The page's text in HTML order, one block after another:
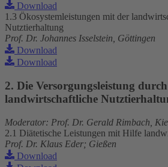
Download
1.3 Ökosystemleistungen mit der
Nutztierhaltung
Prof. Dr. Johannes Isselstein, Göttingen
Download
Download
2. Die Versorgungsleistung
landwirtschaftliche
Moderator: Prof. Dr. Gerald Rimbach,
2.1 Diätetische Leistungen mit Hilfe
Prof. Dr. Klaus Eder; Gießen
Download